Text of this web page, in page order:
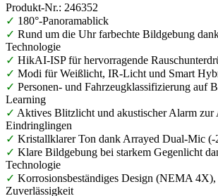
Produkt-Nr.: 246352
✓ 180°-Panoramablick
✓ Rund um die Uhr farbechte Bildgebung
Technologie
✓ HikAI-ISP für hervorragende
✓ Modi für Weißlicht, IR-Licht und Smart
✓ Personen- und Fahrzeugklassifizierung auf
Learning
✓ Aktives Blitzlicht und akustischer Alarm zur
Eindringlingen
✓ Kristallklarer Ton dank Arrayed Dual-Mic
✓ Klare Bildgebung bei starkem Gegenlicht
Technologie
✓ Korrosionsbeständiges Design (NEMA 4X),
Zuverlässigkeit